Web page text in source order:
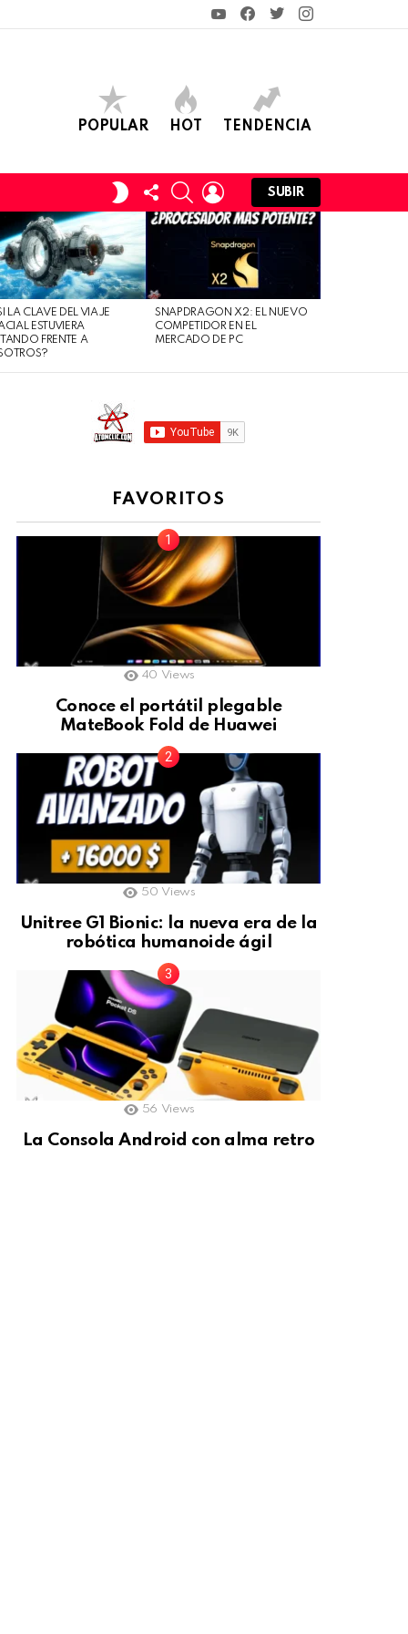
YouTubeFacebook
TwitterInstagram
POPULAR HOT TENDENCIA
SWITCH
SKIN
FOLLOW
US
SEARCHLOGIN
SUBIR
LA CLAVE DEL VIAJE
ESTUVIERA
FRENTE A
SNAPDRAGON X2: EL NUEVO
COMPETIDOR EN EL
MERCADO DE PC
FAVORITOS
40 Views
Conoce el portátil plegable
MateBook Fold de Huawei
50 Views
Unitree G1 Bionic: la nueva era de la
robótica humanoide ágil
56 Views
La Consola Android con alma retro